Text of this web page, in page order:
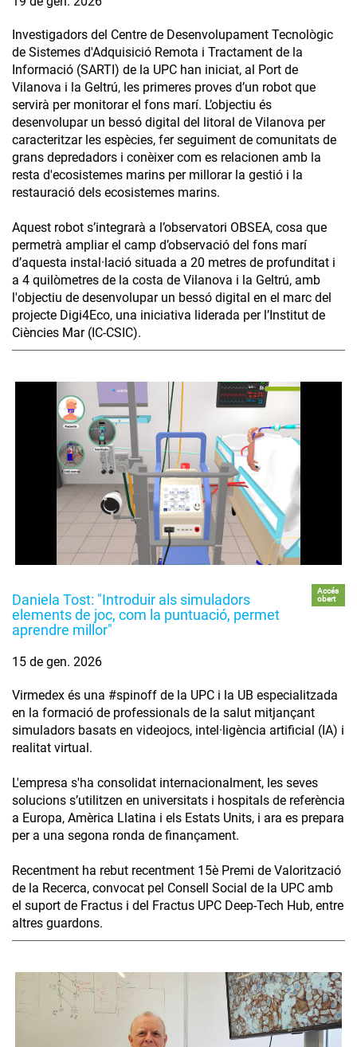
Investigadors del Centre de Desenvolupament Tecnològic
de Sistemes d'Adquisició Remota i Tractament de la
Informació (SARTI) de la UPC han iniciat, al Port de
Vilanova i la Geltrú, les primeres proves d’un robot que
servirà per monitorar el fons marí. L’objectiu és
desenvolupar un bessó digital del litoral de Vilanova per
caracteritzar les espècies, fer seguiment de comunitats de
grans depredadors i conèixer com es relacionen amb la
resta d'ecosistemes marins per millorar la gestió i la
restauració dels ecosistemes marins.
Aquest robot s’integrarà a l’observatori OBSEA, cosa que
permetrà ampliar el camp d’observació del fons marí
d’aquesta instal·lació situada a 20 metres de profunditat i
a 4 quilòmetres de la costa de Vilanova i la Geltrú, amb
l'objectiu de desenvolupar un bessó digital en el marc del
projecte Digi4Eco, una iniciativa liderada per l’Institut de
Ciències Mar (IC-CSIC).
Daniela Tost: "Introduir als simuladors
elements de joc, com la puntuació, permet
aprendre millor"
Accés
obert
15 de gen. 2026
Virmedex és una #spinoff de la UPC i la UB especialitzada
en la formació de professionals de la salut mitjançant
simuladors basats en videojocs, intel·ligència artificial (IA) i
realitat virtual.
L'empresa s'ha consolidat internacionalment, les seves
solucions s’utilitzen en universitats i hospitals de referència
a Europa, Amèrica Llatina i els Estats Units, i ara es prepara
per a una segona ronda de finançament.
Recentment ha rebut recentment 15è Premi de Valorització
de la Recerca, convocat pel Consell Social de la UPC amb
el suport de Fractus i del Fractus UPC Deep-Tech Hub, entre
altres guardons.